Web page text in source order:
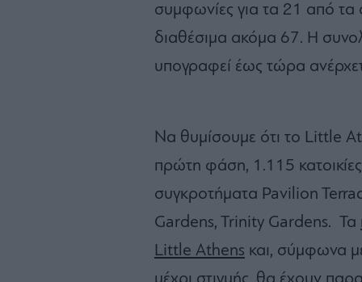
συμφωνίες για τα 21 από τα
διαθέσιμα ακόμα 67. Η
υπογραφεί έως τώρα
Να θυμίσουμε ότι το Little
πρώτη φάση, 1.115
συγκροτήματα Pavilion
Gardens, Trinity Gardens. Τα
Little Athens και, σύμφωνα